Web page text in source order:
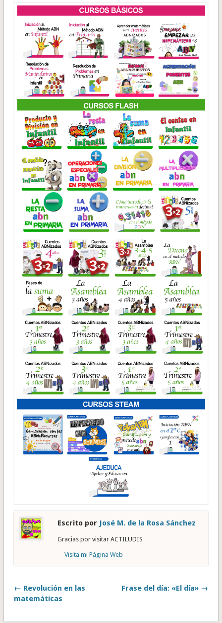
Escrito por José M. de la Rosa Sánchez
Gracias por visitar ACTILUDIS
Visita mi Página Web
← Revolución en las
matemáticas
Frase del día: «El día» →